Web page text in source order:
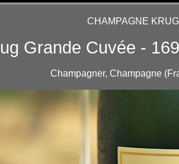
CHAMPAGNE KRUG
Grande Cuvée -
Champagner, Champagne